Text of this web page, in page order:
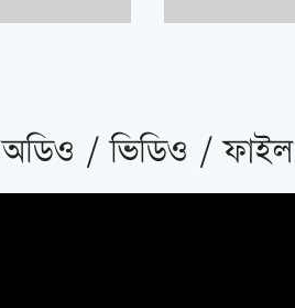
অডিও / ভিডিও / ফাইল